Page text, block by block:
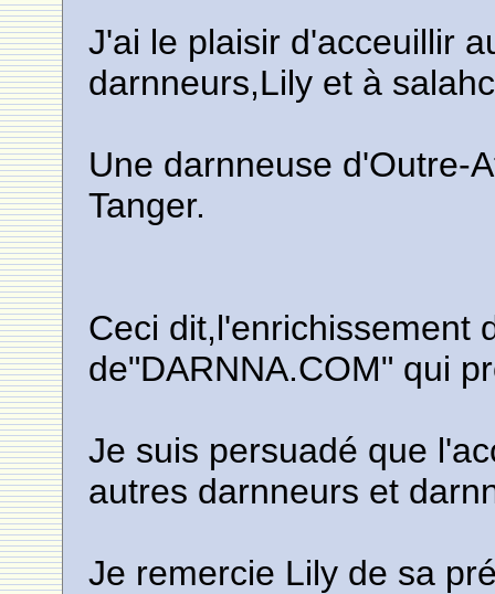
J'ai le plaisir d'acceuillir
darnneurs,Lily et à
Une darnneuse d'Outre-
Tanger.
Ceci dit,l'enrichissement
de"DARNNA.COM" qui
Je suis persuadé que
autres darnneurs et
Je remercie Lily de sa